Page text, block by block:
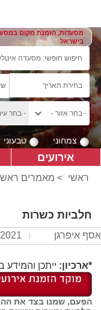
מסעדות, הזמנת מקום
בישראל
צמחוני טבעוני
אירועים
ראשי > מאמרים
חלביות כשרות
אסף איפרגן
*ארכיון: ייתכן והמידע
הפעם, שמנו בצד את